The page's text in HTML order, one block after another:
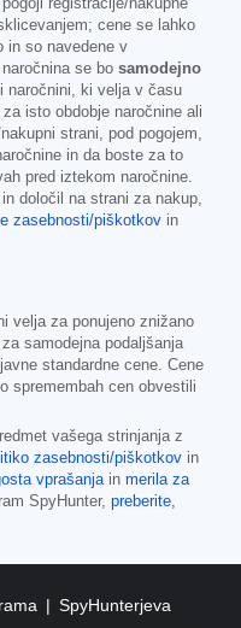
registracije/nakupne
cene se lahko
in so navedene v
se bo samodejno
naročnini, ki velja v času
isto obdobje naročnine ali
strani, pod pogojem,
in da boste za to
pred iztekom naročnine.
določil na strani za nakup,
zasebnosti/piškotkov in
velja za ponujeno znižano
samodejna podaljšanja
standardne cene. Cene
spremembah cen obvestili
vašega strinjanja z
zasebnosti/piškotkov in
vprašanjain merila za
SpyHunter, preberite,
SpyHunterjeva